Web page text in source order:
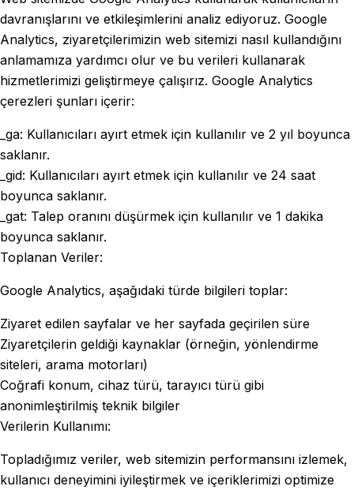
davranışlarını ve etkileşimlerini analiz ediyoruz. Google
Analytics, ziyaretçilerimizin web sitemizi nasıl kullandığını
anlamamıza yardımcı olur ve bu verileri kullanarak
hizmetlerimizi geliştirmeye çalışırız. Google Analytics
çerezleri şunları içerir:
_ga: Kullanıcıları ayırt etmek için kullanılır ve 2 yıl boyunca
saklanır.
_gid: Kullanıcıları ayırt etmek için kullanılır ve 24 saat
boyunca saklanır.
_gat: Talep oranını düşürmek için kullanılır ve 1 dakika
boyunca saklanır.
Toplanan Veriler:
Google Analytics, aşağıdaki türde bilgileri toplar:
Ziyaret edilen sayfalar ve her sayfada geçirilen süre
Ziyaretçilerin geldiği kaynaklar (örneğin, yönlendirme
siteleri, arama motorları)
Coğrafi konum, cihaz türü, tarayıcı türü gibi
anonimleştirilmiş teknik bilgiler
Verilerin Kullanımı:
Topladığımız veriler, web sitemizin performansını izlemek,
kullanıcı deneyimini iyileştirmek ve içeriklerimizi optimize